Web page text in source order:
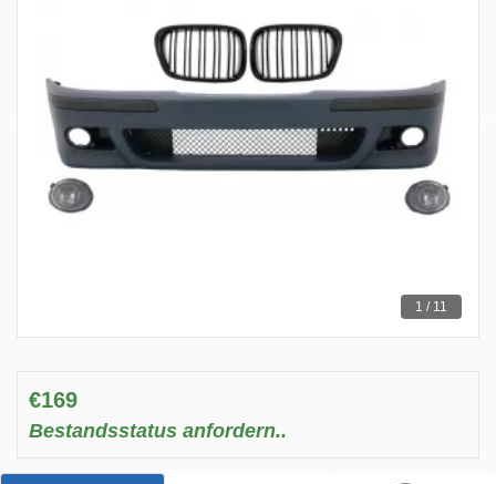
1 / 11
€169
Bestandsstatus anfordern..